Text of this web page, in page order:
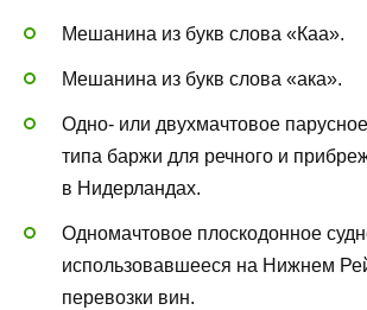
Мешанина из букв слова «Каа».
Мешанина из букв слова «ака».
Одно- или двухмачтовое
типа баржи для речного и
в Нидерландах.
Одномачтовое плоскодонное
использовавшееся на Нижнем
перевозки вин.